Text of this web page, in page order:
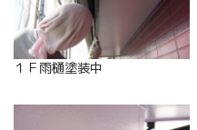
１Ｆ雨樋塗装中